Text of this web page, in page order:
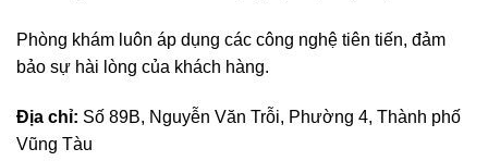
Phòng khám luôn áp dụng các công nghệ tiên tiến, đảm
bảo sự hài lòng của khách hàng.
Địa chỉ: Số 89B, Nguyễn Văn Trỗi, Phường 4, Thành phố
Vũng Tàu